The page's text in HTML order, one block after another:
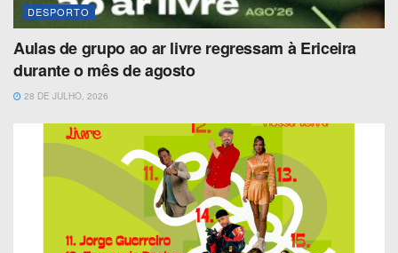
DESPORTO
Aulas de grupo ao ar livre regressam à Ericeira
durante o mês de agosto
28 DE JULHO, 2026